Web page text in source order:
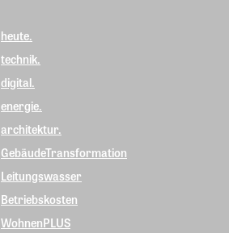
heute.
technik.
digital.
energie.
architektur.
GebäudeTransformation
Leitungswasser
Betriebskosten
WohnenPLUS